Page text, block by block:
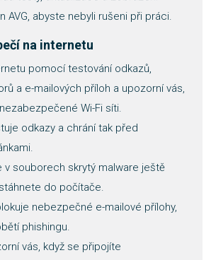
AVG, abyste nebyli rušeni při práci.
na internetu
pomocí testování odkazů,
a e-mailových příloh a upozorní vás,
Wi-Fi síti.
odkazy a chrání tak před
v souborech skrytý malware ještě
do počítače.
nebezpečné e-mailové přílohy,
phishingu.
vás, když se připojíte